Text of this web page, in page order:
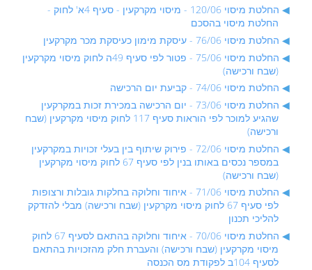
החלטת מיסוי 120/06 - מיסוי מקרקעין - סעיף 4א' לחוק -
החלטת מיסוי בהסכם
החלטת מיסוי 76/06 - עיסקת מימון כעיסקת מכר מקרקעין
החלטת מיסוי 75/06 - פטור לפי סעיף 49ה לחוק מיסוי מקרקעין
(שבח ורכישה)
החלטת מיסוי 74/06 - קביעת יום הרכישה
החלטת מיסוי 73/06 - יום הרכישה במכירת זכות במקרקעין
שהגיע למוכר לפי הוראות סעיף 117 לחוק מיסוי מקרקעין (שבח
ורכישה)
החלטת מיסוי 72/06 - פירוק שיתוף בין בעלי זכויות במקרקעין
במספר נכסים באותו בנין לפי סעיף 67 לחוק מיסוי מקרקעין
(שבח ורכישה)
החלטת מיסוי 71/06 - איחוד וחלוקה בחלקות גובלות ורצופות
לפי סעיף 67 לחוק מיסוי מקרקעין (שבח ורכישה) מבלי להזדקק
להליכי תכנון
החלטת מיסוי 70/06 - איחוד וחלוקה בהתאם לסעיף 67 לחוק
מיסוי מקרקעין (שבח ורכישה) והעברת חלק מהזכויות בהתאם
לסעיף 104ב לפקודת מס הכנסה